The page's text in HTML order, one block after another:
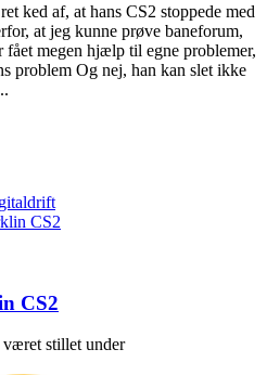
ked af, at hans CS2 stoppede med
at jeg kunne prøve baneforum,
fået megen hjælp til egne problemer,
problem Og nej, han kan slet ikke
CS2
CS2
været stillet under